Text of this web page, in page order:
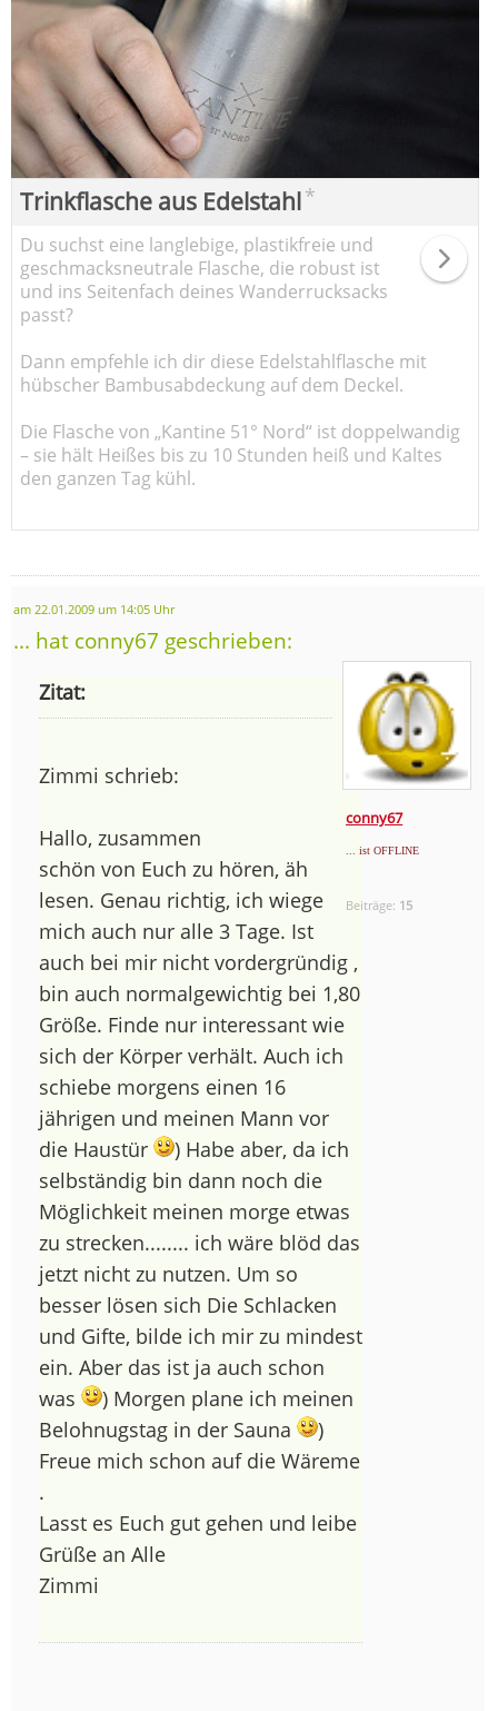
Trinkflasche aus Edelstahl*
Du suchst eine langlebige, plastikfreie und
geschmacksneutrale Flasche, die robust ist
und ins Seitenfach deines Wanderrucksacks
passt?
Dann empfehle ich dir diese Edelstahlflasche mit
hübscher Bambusabdeckung auf dem Deckel.
Die Flasche von „Kantine 51° Nord“ ist doppelwandig
– sie hält Heißes bis zu 10 Stunden heiß und Kaltes
den ganzen Tag kühl.
am 22.01.2009 um 14:05 Uhr
... hat conny67 geschrieben:
conny67
... ist OFFLINE
Beiträge: 15
Zitat:
Zimmi schrieb:
Hallo, zusammen
schön von Euch zu hören, äh
lesen. Genau richtig, ich wiege
mich auch nur alle 3 Tage. Ist
auch bei mir nicht vordergründig ,
bin auch normalgewichtig bei 1,80
Größe. Finde nur interessant wie
sich der Körper verhält. Auch ich
schiebe morgens einen 16
jährigen und meinen Mann vor
die Haustür
) Habe aber, da ich
selbständig bin dann noch die
Möglichkeit meinen morge etwas
zu strecken........ ich wäre blöd das
jetzt nicht zu nutzen. Um so
besser lösen sich Die Schlacken
und Gifte, bilde ich mir zu mindest
ein. Aber das ist ja auch schon
was
) Morgen plane ich meinen
Belohnugstag in der Sauna
)
Freue mich schon auf die Wäreme
.
Lasst es Euch gut gehen und leibe
Grüße an Alle
Zimmi